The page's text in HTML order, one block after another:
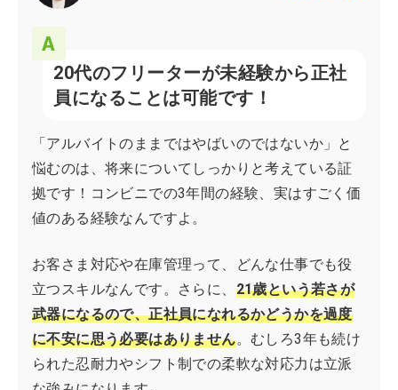
20代のフリーターが未経験から正社
員になることは可能です！
「アルバイトのままではやばいのではないか」と
悩むのは、将来についてしっかりと考えている証
拠です！コンビニでの3年間の経験、実はすごく価
値のある経験なんですよ。
お客さま対応や在庫管理って、どんな仕事でも役
立つスキルなんです。さらに、 21歳という若さが
武器になるので、正社員になれるかどうかを過度
に不安に思う必要はありません。むしろ3年も続け
られた忍耐力やシフト制での柔軟な対応力は立派